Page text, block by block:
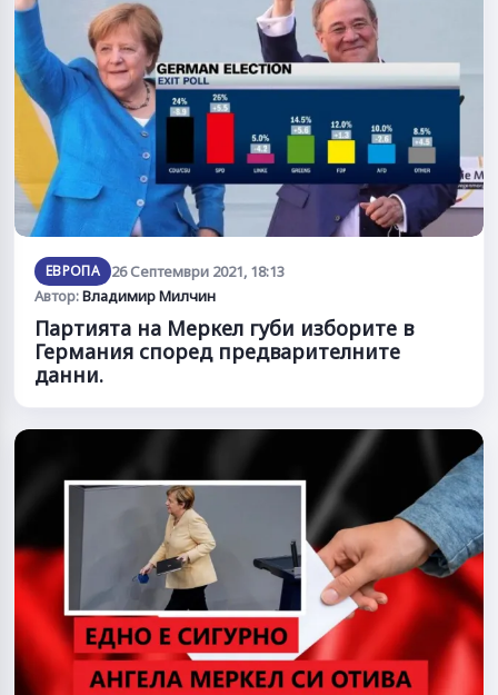
ЕВРОПА
26 Септември 2021, 18:13
Автор:Владимир Милчин
Партията на Меркел губи изборите в
Германия според предварителните
данни.